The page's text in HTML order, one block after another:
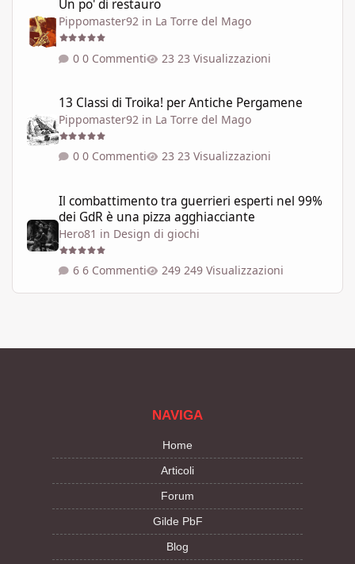
Un po' di restauro
Pippomaster92 in La Torre del Mago
0 Commenti 23 Visualizzazioni
13 Classi di Troika! per Antiche Pergamene
Pippomaster92 in La Torre del Mago
0 Commenti 23 Visualizzazioni
Il combattimento tra guerrieri esperti nel 99%
dei GdR è una pizza agghiacciante
Hero81 in Design di giochi
6 Commenti 249 Visualizzazioni
NAVIGA
Home
Articoli
Forum
Gilde PbF
Blog